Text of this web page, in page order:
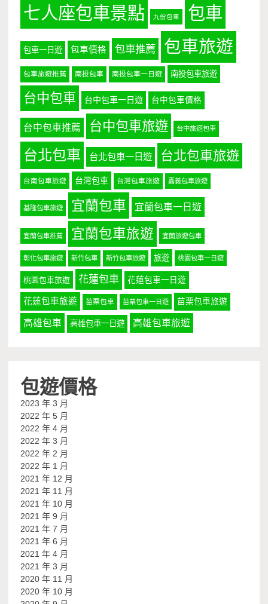
七人座包車景點 九份包車 包車
包車一日遊 包車價格 包車推薦 包車旅遊
包車旅遊推薦 南投包車 南投包車一日遊 南投包車旅遊
台中包車 台中包車一日遊 台中包車價格
台中包車推薦 台中包車旅遊 台中旅遊包車
台北包車 台北包車一日遊 台北包車旅遊
台南包車旅遊 台灣包車 台灣包車旅遊 嘉義包車旅遊
基隆包車旅遊 宜蘭包車 宜蘭包車一日遊
宜蘭包車推薦 宜蘭包車旅遊 宜蘭旅遊包車
彰化包車旅遊 新竹包車 新竹包車旅遊 旅遊 桃園包車一日遊
桃園包車旅遊 花蓮包車 花蓮包車一日遊
花蓮包車旅遊 苗栗包車 苗栗包車一日遊 苗栗包車旅遊
高雄包車 高雄包車一日遊 高雄包車旅遊
包遊價格
2023 年 3 月
2022 年 5 月
2022 年 4 月
2022 年 3 月
2022 年 2 月
2022 年 1 月
2021 年 12 月
2021 年 11 月
2021 年 10 月
2021 年 9 月
2021 年 7 月
2021 年 6 月
2021 年 4 月
2021 年 3 月
2020 年 11 月
2020 年 10 月